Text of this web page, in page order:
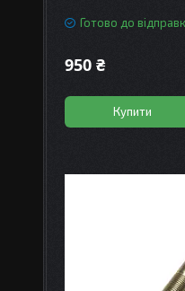
Готово до
950 ₴
Купити